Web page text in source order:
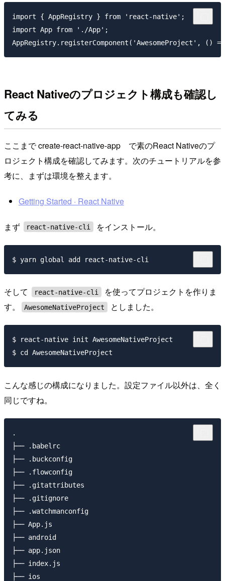
import { AppRegistry } from 'react-native';
import App from './App';
React Nativeのプロジェクト構成も確認し
てみる
ここまで create-react-native-app で素のReact Nativeのプ
ロジェクト構成を確認してみます。次のチュートリアルを参
考に、まずは環境を整えます。
Getting Started · React Native
まず react-native-cli をインストール。
そして react-native-cli
を使ってプロジェクトを作りま
す。
AwesomeNativeProject としました。
$ react-native init AwesomeNativeProject
こんな感じの構成になりました。設定ファイル以外は、全く
同じですね。
.
├── .babelrc
├── .buckconfig
├── .flowconfig
├── .gitattributes
├── .gitignore
├── .watchmanconfig
├── App.js
├── android
├── app.json
├── index.js
├── ios